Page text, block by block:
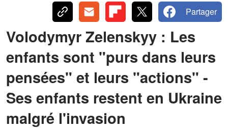
Partager
Volodymyr Zelenskyy : Les
enfants sont "purs dans leurs
pensées" et leurs "actions" -
Ses enfants restent en Ukraine
malgré l'invasion